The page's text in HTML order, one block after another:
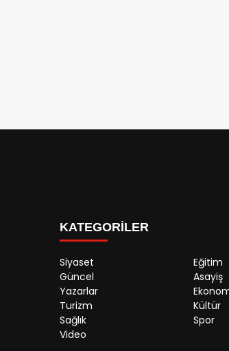
KATEGORİLER
Siyaset
Eğitim
Güncel
Asayiş
Yazarlar
Turizm
Kültür
Sağlık
Spor
Video